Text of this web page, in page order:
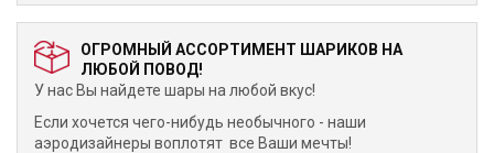
ОГРОМНЫЙ АССОРТИМЕНТ ШАРИКОВ НА
ЛЮБОЙ ПОВОД!
У нас Вы найдете шары на любой вкус!
Если хочется чего-нибудь необычного - наши
аэродизайнеры воплотят все Ваши мечты!